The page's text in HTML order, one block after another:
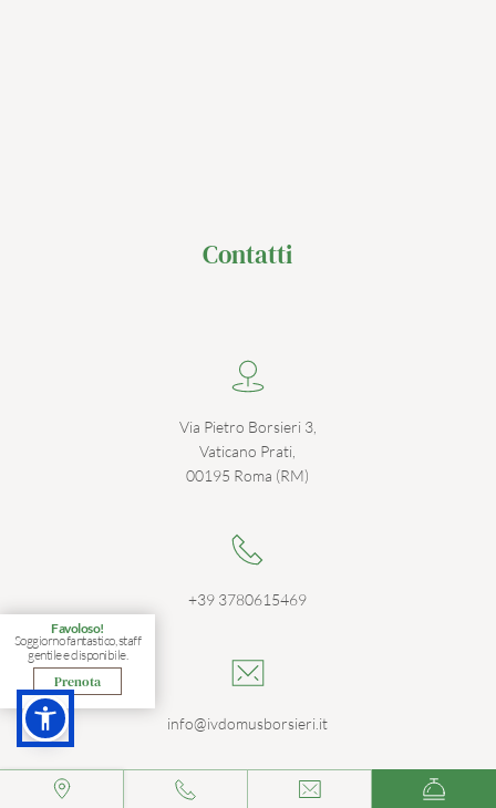
Contatti
Via Pietro Borsieri 3,
Vaticano Prati,
00195 Roma (RM)
+39 3780615469
info@ivdomusborsieri.it
Favoloso!
Soggiorno fantastico, staff
gentile e disponibile.
Prenota